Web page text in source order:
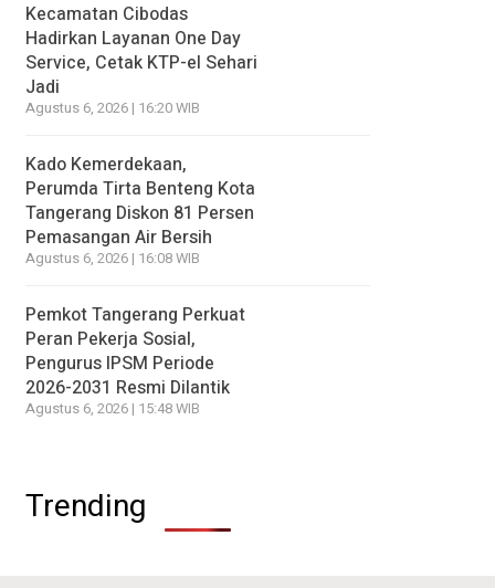
Kecamatan Cibodas
Hadirkan Layanan One Day
Service, Cetak KTP-el Sehari
Jadi
Agustus 6, 2026 | 16:20 WIB
Kado Kemerdekaan,
Perumda Tirta Benteng Kota
Tangerang Diskon 81 Persen
Pemasangan Air Bersih
Agustus 6, 2026 | 16:08 WIB
Pemkot Tangerang Perkuat
Peran Pekerja Sosial,
Pengurus IPSM Periode
2026-2031 Resmi Dilantik
Agustus 6, 2026 | 15:48 WIB
Trending